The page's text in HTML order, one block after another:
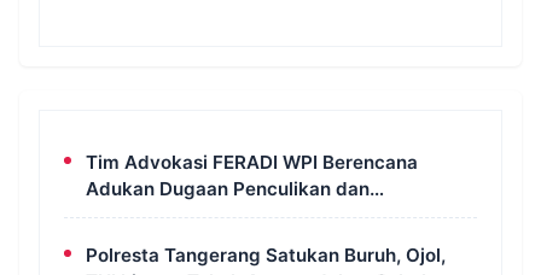
Tim Advokasi FERADI WPI Berencana
Adukan Dugaan Penculikan dan
Pengeroyokan terhadap UUN ke Komisi III
Polresta Tangerang Satukan Buruh, Ojol,